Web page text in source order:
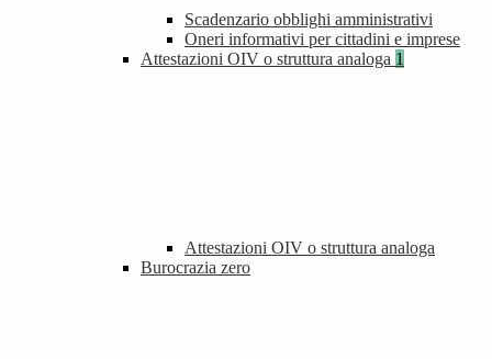
Scadenzario obblighi amministrativi
Oneri informativi per cittadini e imprese
Attestazioni OIV o struttura analoga 1
Attestazioni OIV o struttura analoga
Burocrazia zero